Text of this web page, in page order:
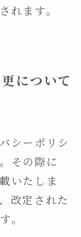
れます。
について
シーポリシ
その際に
いたしま
改定された
。